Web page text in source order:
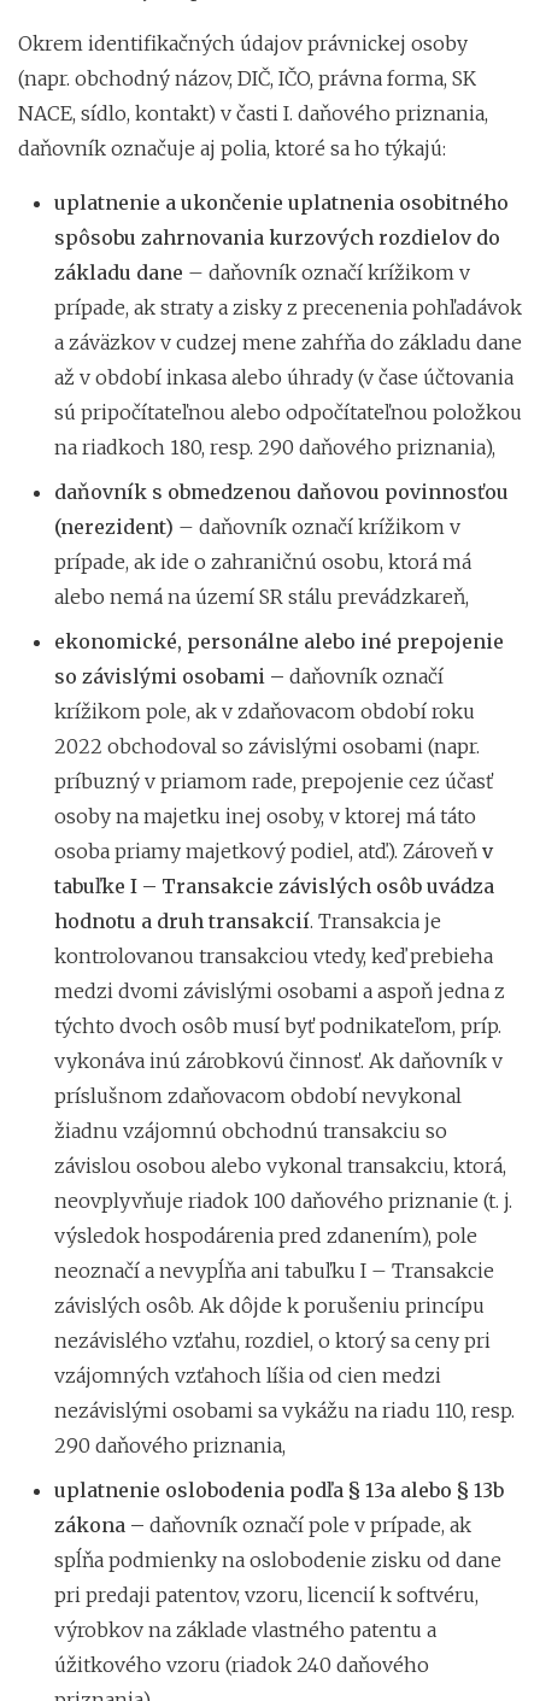
Okrem identifikačných údajov právnickej osoby
(napr. obchodný názov, DIČ, IČO, právna forma, SK
NACE, sídlo, kontakt) v časti I. daňového priznania,
daňovník označuje aj polia, ktoré sa ho týkajú:
uplatnenie a ukončenie uplatnenia osobitného
spôsobu zahrnovania kurzových rozdielov do
základu dane – daňovník označí krížikom v
prípade, ak straty a zisky z precenenia pohľadávok
a záväzkov v cudzej mene zahŕňa do základu dane
až v období inkasa alebo úhrady (v čase účtovania
sú pripočítateľnou alebo odpočítateľnou položkou
na riadkoch 180, resp. 290 daňového priznania),
daňovník s obmedzenou daňovou povinnosťou
(nerezident) – daňovník označí krížikom v
prípade, ak ide o zahraničnú osobu, ktorá má
alebo nemá na území SR stálu prevádzkareň,
ekonomické, personálne alebo iné prepojenie
so závislými osobami – daňovník označí
krížikom pole, ak v zdaňovacom období roku
2022 obchodoval so závislými osobami (napr.
príbuzný v priamom rade, prepojenie cez účasť
osoby na majetku inej osoby, v ktorej má táto
osoba priamy majetkový podiel, atď.). Zároveň v
tabuľke I – Transakcie závislých osôb uvádza
hodnotu a druh transakcií. Transakcia je
kontrolovanou transakciou vtedy, keď prebieha
medzi dvomi závislými osobami a aspoň jedna z
týchto dvoch osôb musí byť podnikateľom, príp.
vykonáva inú zárobkovú činnosť. Ak daňovník v
príslušnom zdaňovacom období nevykonal
žiadnu vzájomnú obchodnú transakciu so
závislou osobou alebo vykonal transakciu, ktorá,
neovplyvňuje riadok 100 daňového priznanie (t. j.
výsledok hospodárenia pred zdanením), pole
neoznačí a nevypĺňa ani tabuľku I – Transakcie
závislých osôb. Ak dôjde k porušeniu princípu
nezávislého vzťahu, rozdiel, o ktorý sa ceny pri
vzájomných vzťahoch líšia od cien medzi
nezávislými osobami sa vykážu na riadu 110, resp.
290 daňového priznania,
uplatnenie oslobodenia podľa § 13a alebo § 13b
zákona – daňovník označí pole v prípade, ak
spĺňa podmienky na oslobodenie zisku od dane
pri predaji patentov, vzoru, licencií k softvéru,
výrobkov na základe vlastného patentu a
úžitkového vzoru (riadok 240 daňového